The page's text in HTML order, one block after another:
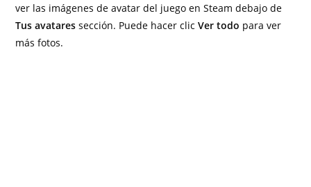
ver las imágenes de avatar del juego en Steam debajo de
Tus avatares sección. Puede hacer clicVer todo para ver
más fotos.